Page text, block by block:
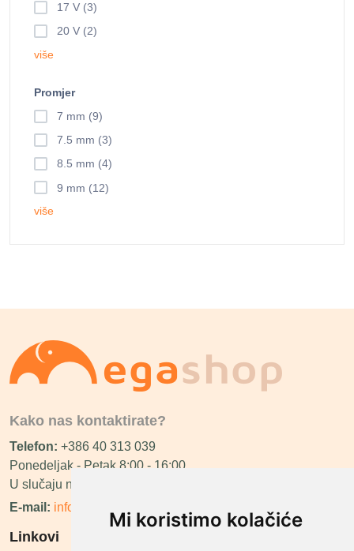
Mi koristimo kolačiće
17 V (3)
20 V (2)
više
Promjer
7 mm (9)
7.5 mm (3)
8.5 mm (4)
9 mm (12)
više
Kako nas kontaktirate?
Telefon: +386 40 313 039
Ponedeljak - Petak 8:00 - 16:00
U slučaju neraspoloživosti ćemo vas nazvati.
E-mail: info@megashop.hr
Linkovi